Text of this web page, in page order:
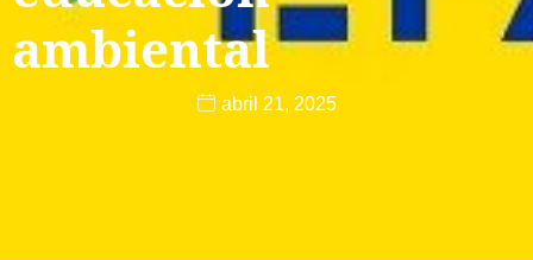
ambiental
abril 21, 2025